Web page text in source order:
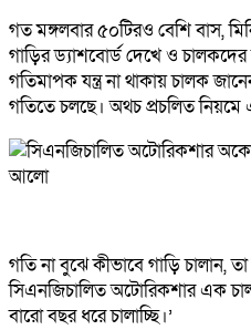
গত মঙ্গলবার ৫০টিরও বেশি বাস,
গাড়ির ড্যাশবোর্ড দেখে ও
গতিমাপক যন্ত্র না থাকায় চালক
গতিতে চলছে। অথচ প্রচলিত নিয়মে
গতি না বুঝে কীভাবে গাড়ি চালান,
সিএনজিচালিত অটোরিকশার এক
বারো বছর ধরে চালাচ্ছি।’